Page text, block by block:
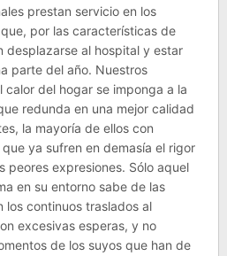
prestan servicio en los
por las características de
desplazarse al hospital y estar
parte del año. Nuestros
calor del hogar se imponga a la
redunda en una mejor calidad
la mayoría de ellos con
ya sufren en demasía el rigor
peores expresiones. Sólo aquel
en su entorno sabe de las
los continuos traslados al
excesivas esperas, y no
de los suyos que han de